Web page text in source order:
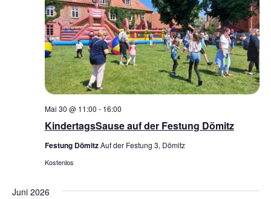
KindertagsSause auf der Festung Dömitz
Mai 30 @ 11:00 - 16:00
Festung DömitzAuf der Festung 3, Dömitz
Kostenlos
Juni 2026